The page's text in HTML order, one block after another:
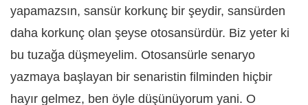
yapamazsın, sansür korkunç bir şeydir, sansürden
daha korkunç olan şeyse otosansürdür. Biz yeter ki
bu tuzağa düşmeyelim. Otosansürle senaryo
yazmaya başlayan bir senaristin filminden hiçbir
hayır gelmez, ben öyle düşünüyorum yani. O